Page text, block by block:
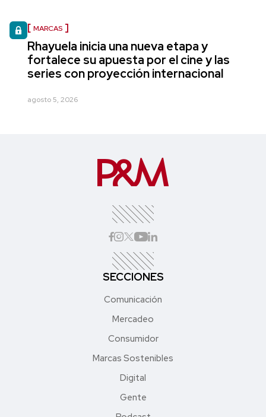
MARCAS
Rhayuela inicia una nueva etapa y
fortalece su apuesta por el cine y las
series con proyección internacional
agosto 5, 2026
SECCIONES
Comunicación
Mercadeo
Consumidor
Marcas Sostenibles
Digital
Gente